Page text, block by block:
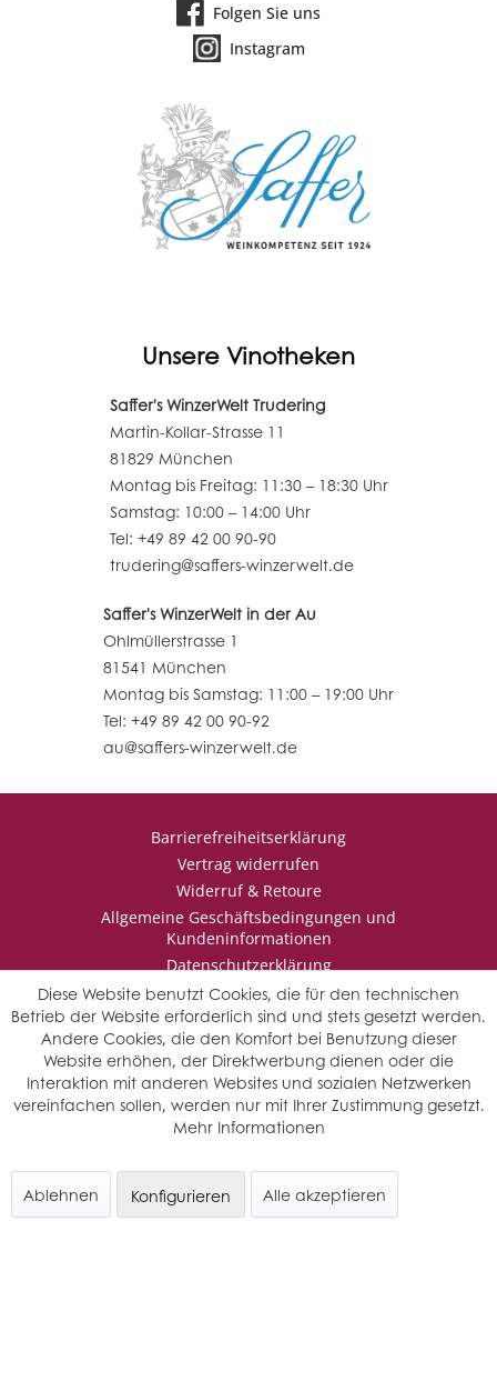
Folgen Sie uns
Instagram
Unsere Vinotheken
Saffer's WinzerWelt Trudering
Martin-Kollar-Strasse 11
81829 München
Montag bis Freitag: 11:30 – 18:30 Uhr
Samstag: 10:00 – 14:00 Uhr
Tel: +49 89 42 00 90-90
trudering@saffers-winzerwelt.de
Saffer's WinzerWelt in der Au
Ohlmüllerstrasse 1
81541 München
Montag bis Samstag: 11:00 – 19:00 Uhr
Tel: +49 89 42 00 90-92
au@saffers-winzerwelt.de
Barrierefreiheitserklärung
Vertrag widerrufen
Widerruf & Retoure
Allgemeine Geschäftsbedingungen und
Kundeninformationen
Datenschutzerklärung
Impressum
* Wir behalten uns vor den Jahrgang auszuwählen, sollten mehrere
Jahrgänge verfügbar sein.
© Saffers WinzerWelt - alle Rechte vorbehalten
Diese Website benutzt Cookies, die für den technischen
Betrieb der Website erforderlich sind und stets gesetzt werden.
Andere Cookies, die den Komfort bei Benutzung dieser
Website erhöhen, der Direktwerbung dienen oder die
Interaktion mit anderen Websites und sozialen Netzwerken
vereinfachen sollen, werden nur mit Ihrer Zustimmung gesetzt.
Mehr Informationen
Ablehnen Alle akzeptieren
Konfigurieren